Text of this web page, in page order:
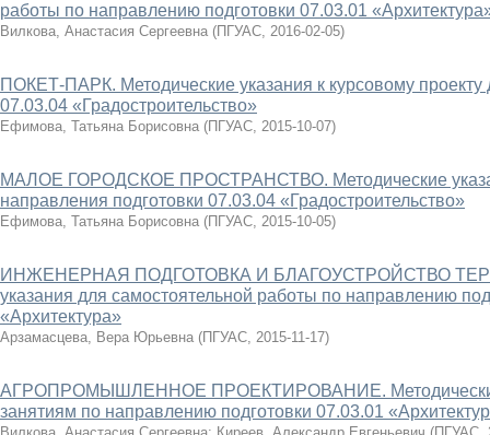
работы по направлению подготовки 07.03.01
Вилкова, Анастасия Сергеевна (ПГУАС, 2016-02-05)
ПОКЕТ-ПАРК. Методические указания к курсовому проекту
07.03.04 «Градостроительство»
Ефимова, Татьяна Борисовна (ПГУАС, 2015-10-07)
МАЛОЕ ГОРОДСКОЕ ПРОСТРАНСТВО. Методические
направления подготовки 07.03.04 «Градостроительство»
Ефимова, Татьяна Борисовна (ПГУАС, 2015-10-05)
ИНЖЕНЕРНАЯ ПОДГОТОВКА И БЛАГОУСТРОЙСТВО
указания для самостоятельной работы по направлению
«Архитектура»
Арзамасцева, Вера Юрьевна (ПГУАС, 2015-11-17)
АГРОПРОМЫШЛЕННОЕ ПРОЕКТИРОВАНИЕ. Методические
занятиям по направлению подготовки 07.03.01